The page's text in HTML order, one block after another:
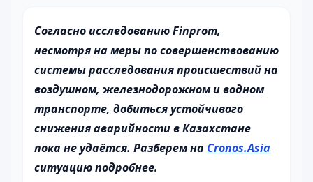
Согласно исследованию Finprom,
несмотря на меры по совершенствованию
системы расследования происшествий на
воздушном, железнодорожном и водном
транспорте, добиться устойчивого
снижения аварийности в Казахстане
пока не удаётся. Разберем на Cronos.Asia
ситуацию подробнее.